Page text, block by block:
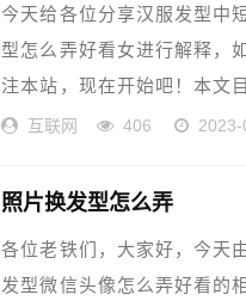
今天给各位分享汉服发型中
型怎么弄好看女进行解释，
注本站，现在开始吧！本文
怎么扎……
互联网 406
照片换发型怎么弄
各位老铁们，大家好，今天
发型微信头像怎么弄好看的